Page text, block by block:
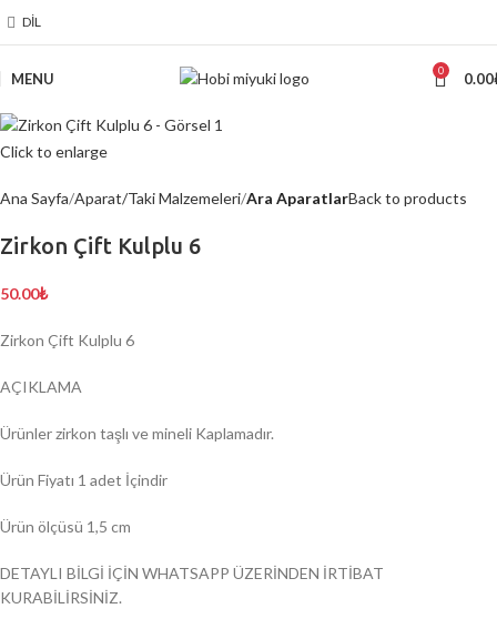
DIL
MENU 0 0.00
Click to enlarge
Ana Sayfa Aparat/Taki Malzemeleri Ara AparatlarBack to products
Zirkon Çift Kulplu 6
50.00₺
Zirkon Çift Kulplu 6
AÇIKLAMA
Ürünler zirkon taşlı ve mineli Kaplamadır.
Ürün Fiyatı 1 adet İçindir
Ürün ölçüsü 1,5 cm
DETAYLI BİLGİ İÇİN WHATSAPP ÜZERİNDEN İRTİBAT
KURABİLİRSİNİZ.